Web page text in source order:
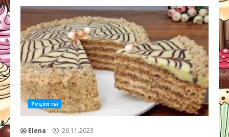
Рецепты
Elena 26.11.2023